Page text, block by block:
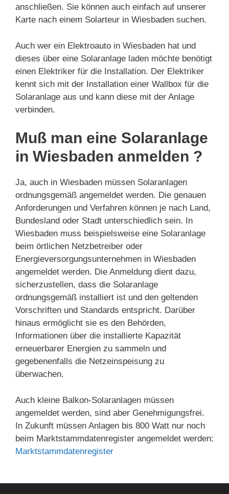
anschließen. Sie können auch einfach auf unserer
Karte nach einem Solarteur in Wiesbaden suchen.
Auch wer ein Elektroauto in Wiesbaden hat und
dieses über eine Solaranlage laden möchte benötigt
einen Elektriker für die Installation. Der Elektriker
kennt sich mit der Installation einer Wallbox für die
Solaranlage aus und kann diese mit der Anlage
verbinden.
Muß man eine Solaranlage
in Wiesbaden anmelden ?
Ja, auch in Wiesbaden müssen Solaranlagen
ordnungsgemäß angemeldet werden. Die genauen
Anforderungen und Verfahren können je nach Land,
Bundesland oder Stadt unterschiedlich sein. In
Wiesbaden muss beispielsweise eine Solaranlage
beim örtlichen Netzbetreiber oder
Energieversorgungsunternehmen in Wiesbaden
angemeldet werden. Die Anmeldung dient dazu,
sicherzustellen, dass die Solaranlage
ordnungsgemäß installiert ist und den geltenden
Vorschriften und Standards entspricht. Darüber
hinaus ermöglicht sie es den Behörden,
Informationen über die installierte Kapazität
erneuerbarer Energien zu sammeln und
gegebenenfalls die Netzeinspeisung zu
überwachen.
Auch kleine Balkon-Solaranlagen müssen
angemeldet werden, sind aber Genehmigungsfrei.
In Zukunft müssen Anlagen bis 800 Watt nur noch
beim Marktstammdatenregister angemeldet werden:
Marktstammdatenregister